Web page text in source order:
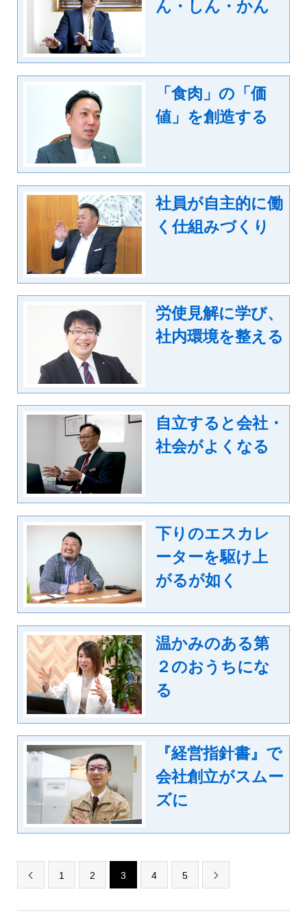
ん・しん・かん
「食肉」の「価
値」を創造する
社員が自主的に働
く仕組みづくり
労使見解に学び、
社内環境を整える
自立すると会社・
社会がよくなる
下りのエスカレ
ーターを駆け上
がるが如く
温かみのある第
２のおうちにな
る
『経営指針書』で
会社創立がスムー
ズに
 1 2 3 4 5 